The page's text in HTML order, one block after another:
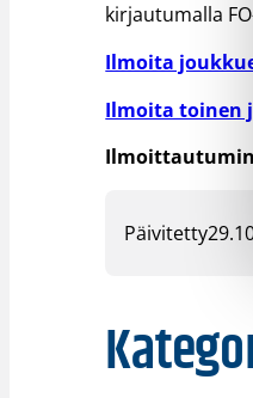
kirjautumalla
Ilmoita
Ilmoita toinen
Päivitetty